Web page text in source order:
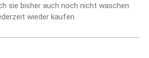
sie bisher auch noch nicht waschen
wieder kaufen.